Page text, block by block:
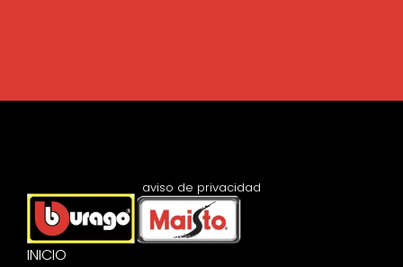
INICIO
aviso de privacidad